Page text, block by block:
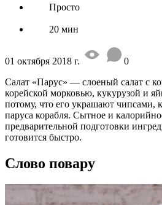
Просто
20 мин
01 октября 2018 г.
0
Салат «Парус» — слоеный салат с
корейской морковью, кукурузой и
потому, что его украшают чипсами,
паруса корабля. Сытное и
предварительной подготовки
готовится быстро.
Слово повару